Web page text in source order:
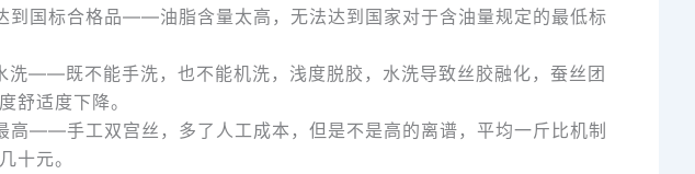
到国标合格品——油脂含量太高，无法达到国家对于含油量规定的最低标
洗——既不能手洗，也不能机洗，浅度脱胶，水洗导致丝胶融化，蚕丝团
舒适度下降。
高——手工双宫丝，多了人工成本，但是不是高的离谱，平均一斤比机制
十元。